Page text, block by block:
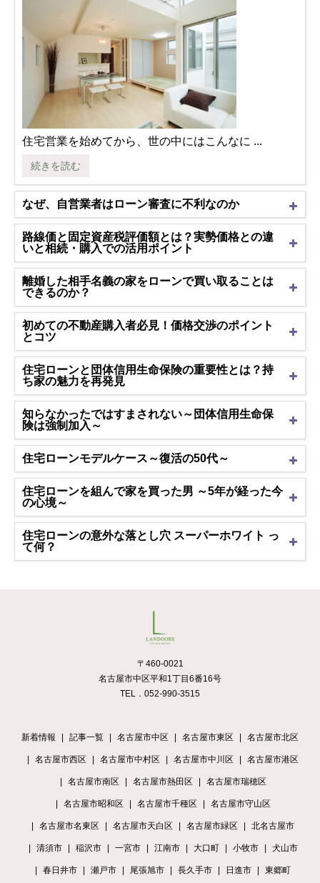
住宅営業を始めてから、世の中にはこんなに ...
続きを読む
なぜ、自営業者はローン審査に不利なのか
路線価と固定資産税評価額とは？実勢価格との違
いと相続・購入での活用ポイント
離婚した相手名義の家をローンで買い取ることは
できるのか？
初めての不動産購入者必見！価格交渉のポイント
とコツ
住宅ローンと団体信用生命保険の重要性とは？持
ち家の魅力を再発見
知らなかったではすまされない～団体信用生命保
険は強制加入～
住宅ローンモデルケース～復活の50代～
住宅ローンを組んで家を買った男 ～5年が経った今
の心境～
住宅ローンの意外な落とし穴 スーパーホワイト っ
て何？
〒460-0021
名古屋市中区平和1丁目6番16号
TEL．052-990-3515
新着情報 記事一覧 名古屋市中区 名古屋市東区 名古屋市北区
名古屋市西区 名古屋市中村区 名古屋市中川区 名古屋市港区
名古屋市南区 名古屋市熱田区 名古屋市瑞穂区
名古屋市昭和区 名古屋市千種区 名古屋市守山区
名古屋市名東区 名古屋市天白区 名古屋市緑区 北名古屋市
清須市 稲沢市 一宮市 江南市 大口町 小牧市 犬山市
春日井市 瀬戸市 尾張旭市 長久手市 日進市 東郷町